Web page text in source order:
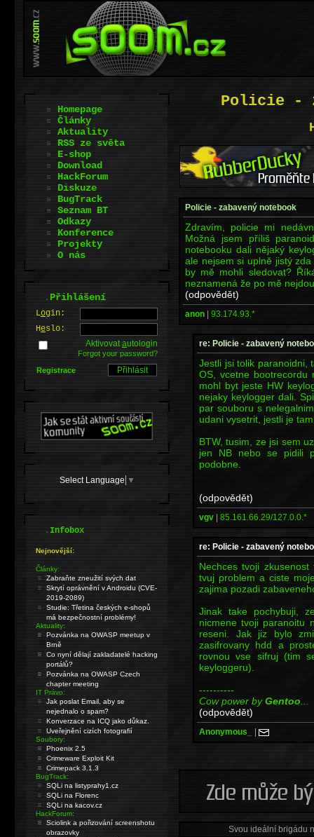
Policie -
Policie - zabavený notebook
Zdravím, policie mi
Možná jsem příliš
notebooku dali nějaký
ale nejsem si uplně jistý
by mě mohli sledovat?
neznamená že po mě
(odpovědět)
anon | 93.174.93.*
re: Policie - zabavený
Jestli jsi tolik paranoidni,
OS, vcetne bootrecordu
mohl byt jeste HW
nejaky keylogger dali.
par souboru s
udani vysetrit, jestli je
BTW, tusim, ze jsi sem
jen NB nebo se pidili
podobne.
(odpovědět)
vgv | 85.161.66.29/127.0.0.*
re: Policie - zabavený
Nechces tvoji
tvuj problem a ciste
zajima pozadi
Jinak take pochybuji,
nicmene tvoji paranoitu
reseni. Jak jiz bylo
zasifrovany hdd a
rovnou vse sifruj (tim
keyloggeru).
----------
Cow power byGentoo
(odpovědět)
Anonymous_ |
Svou ideální brigádu
Homepage
Články
Aktuality
RSS ze světa
E-shop
Download
HackForum
Diskuze
BugTrack
Seznam BT
Odkazy
Konference
Projekty
O nás
.Přihlášení
Login:
Heslo:
Aktivovatautologin
Forgot your password?
Registrace
Select Language ▼
.Infobox
Nejnovější:
Články:
Zabraňte zneužití svých dat
Skrytí oprávnění v Androidu (CVE-
2019-2089)
Studie: Třetina českých e-shopů
má bezpečnostní problémy!
Aktuality:
Pozvánka na OWASP meetup v
Brně
Co nyní dělají zakladatelé hacking
portálů?
Pozvánka na OWASP Czech
chapter meeting
IT Právo:
Jak poslat Email, aby se
nejednalo o spam?
Konverzace na ICQ jako důkaz.
Uveřejnění cizích fotografií
Soubory:
Phoenix 2.5
Crimeware Exploit Kit
Crimepack 3.1.3
BugTrack:
SQLi na listyprahy1.cz
SQLi na Florenc
SQLi na kacov.cz
HackForum:
Sciolink a pořizování screenshotu
obrazovky